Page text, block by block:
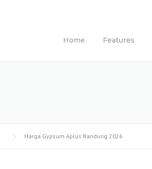
Home Features
Harga Gypsum Aplus Bandung 2026